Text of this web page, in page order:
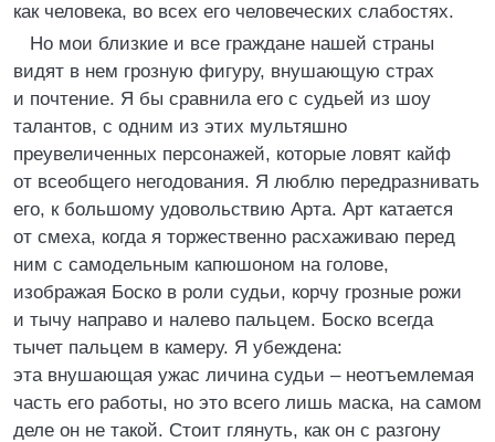
как человека, во всех его человеческих слабостях.
Но мои близкие и все граждане нашей страны
видят в нем грозную фигуру, внушающую страх
и почтение. Я бы сравнила его с судьей из шоу
талантов, с одним из этих мультяшно
преувеличенных персонажей, которые ловят кайф
от всеобщего негодования. Я люблю передразнивать
его, к большому удовольствию Арта. Арт катается
от смеха, когда я торжественно расхаживаю перед
ним с самодельным капюшоном на голове,
изображая Боско в роли судьи, корчу грозные рожи
и тычу направо и налево пальцем. Боско всегда
тычет пальцем в камеру. Я убеждена:
эта внушающая ужас личина судьи – неотъемлемая
часть его работы, но это всего лишь маска, на самом
деле он не такой. Стоит глянуть, как он с разгону